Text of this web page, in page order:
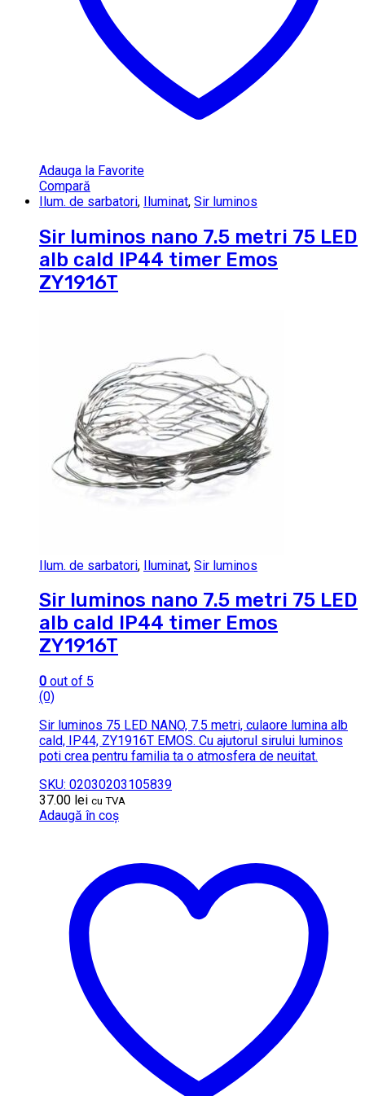
Adauga la Favorite
Compară
Ilum. de sarbatori, Iluminat, Sir luminos
Sir luminos nano 7.5 metri 75 LED
alb cald IP44 timer Emos
ZY1916T
Ilum. de sarbatori, Iluminat, Sir luminos
Sir luminos nano 7.5 metri 75 LED
alb cald IP44 timer Emos
ZY1916T
0 out of 5
(0)
Sir luminos 75 LED NANO, 7.5 metri, culaore lumina alb
cald, IP44, ZY1916T EMOS. Cu ajutorul sirului luminos
poti crea pentru familia ta o atmosfera de neuitat.
SKU: 02030203105839
37.00 lei cu TVA
Adaugă în coș